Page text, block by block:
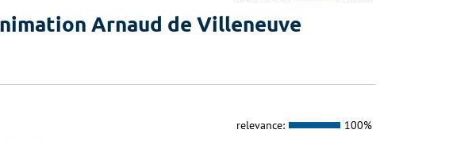
Arnaud de Villeneuve
relevance: 100%